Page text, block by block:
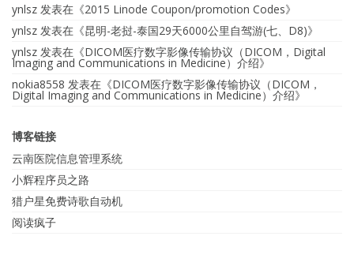
ynlsz 发表在《2015 Linode Coupon/promotion Codes》
ynlsz 发表在《昆明-老挝-泰国29天6000公里自驾游(七、D8)》
ynlsz 发表在《DICOM医疗数字影像传输协议（DICOM，Digital
Imaging and Communications in Medicine）介绍》
nokia8558 发表在《DICOM医疗数字影像传输协议（DICOM，
Digital Imaging and Communications in Medicine）介绍》
博客链接
云南医院信息管理系统
小辉程序员之路
猎户星免费诗歌自动机
阅读疯子